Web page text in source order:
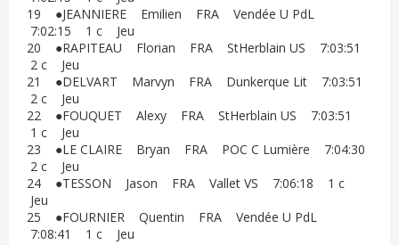
19 ●JEANNIERE Emilien FRA Vendée U PdL
7:02:15 1 c Jeu
20 ●RAPITEAU Florian FRA StHerblain US 7:03:51
2 c Jeu
21 ●DELVART Marvyn FRA Dunkerque Lit 7:03:51
2 c Jeu
22 ●FOUQUET Alexy FRA StHerblain US 7:03:51
1 c Jeu
23 ●LE CLAIRE Bryan FRA POC C Lumière 7:04:30
2 c Jeu
24 ●TESSON Jason FRA Vallet VS 7:06:18 1 c
Jeu
25 ●FOURNIER Quentin FRA Vendée U PdL
7:08:41 1 c Jeu